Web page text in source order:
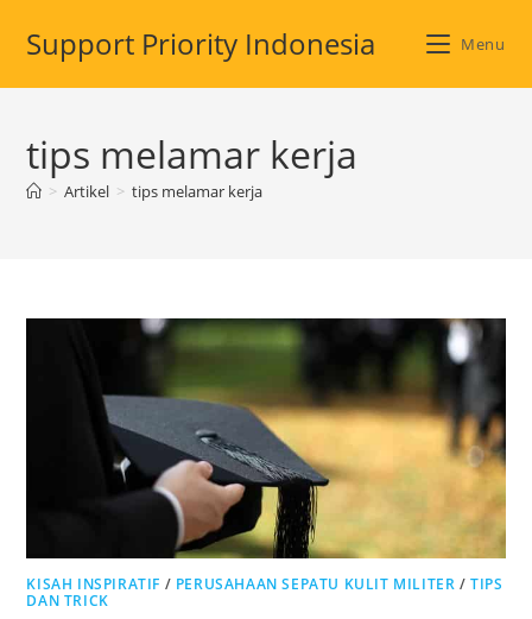
Support Priority Indonesia Menu
tips melamar kerja
> Artikel > tips melamar kerja
KISAH INSPIRATIF / PERUSAHAAN SEPATU KULIT MILITER /TIPS
DAN TRICK